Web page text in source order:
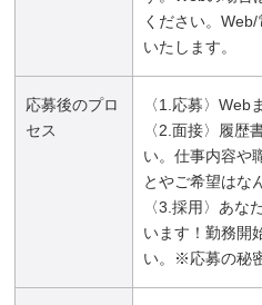
ください。
いたします。
応募後のプロ
セス
〈1.応募〉Web
〈2.面接〉履歴
い。仕事内容や
とやご希望はな
〈3.採用〉あな
います！勤務開
い。※応募の秘